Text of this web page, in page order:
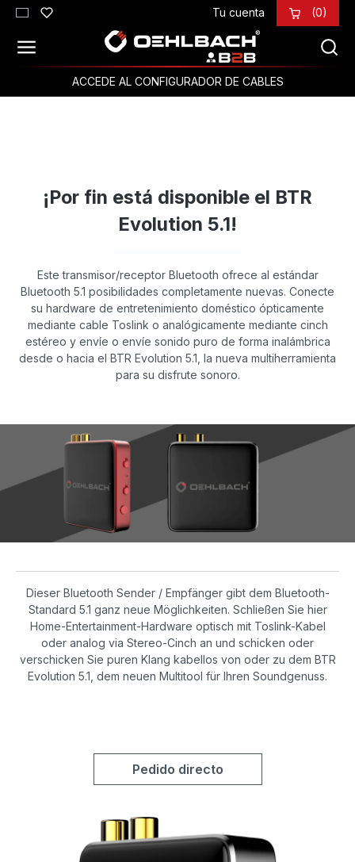
Saltar al contenido principal Tu cuenta (0)
ACCEDE AL CONFIGURADOR DE CABLES
¡Por fin está disponible el BTR
Evolution 5.1!
Este transmisor/receptor Bluetooth ofrece al estándar
Bluetooth 5.1 posibilidades completamente nuevas. Conecte
su hardware de entretenimiento doméstico ópticamente
mediante cable Toslink o analógicamente mediante cinch
estéreo y envíe o envíe sonido puro de forma inalámbrica
desde o hacia el BTR Evolution 5.1, la nueva multiherramienta
para su disfrute sonoro.
Dieser Bluetooth Sender / Empfänger gibt dem Bluetooth-
Standard 5.1 ganz neue Möglichkeiten. Schließen Sie hier
Home-Entertainment-Hardware optisch mit Toslink-Kabel
oder analog via Stereo-Cinch an und schicken oder
verschicken Sie puren Klang kabellos von oder zu dem BTR
Evolution 5.1, dem neuen Multitool für Ihren Soundgenuss.
Pedido directo